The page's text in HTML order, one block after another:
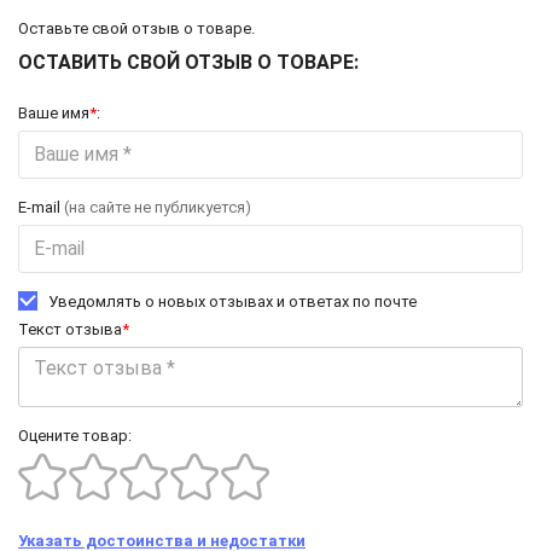
Оставьте свой отзыв о товаре.
ОСТАВИТЬ СВОЙ ОТЗЫВ О ТОВАРЕ:
Ваше имя*:
E-mail (на сайте не публикуется)
Уведомлять о новых отзывах и ответах по почте
Текст отзыва*
Оцените товар:
Указать достоинства и недостатки